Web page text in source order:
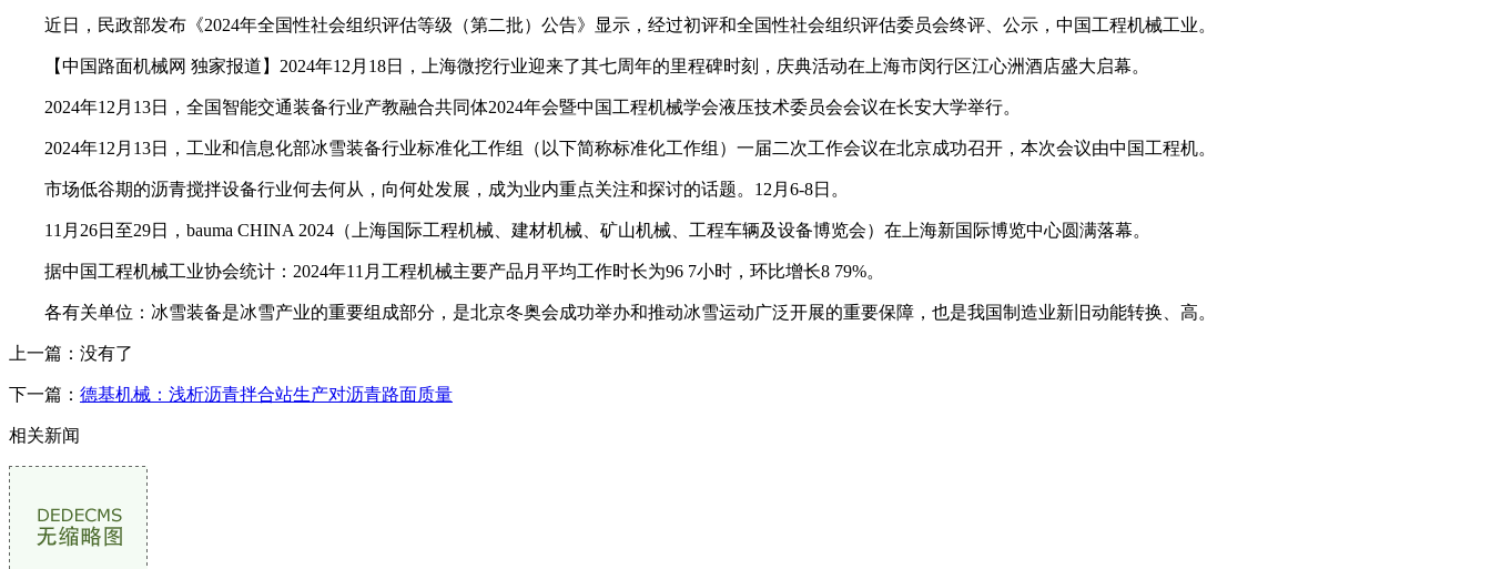
近日，民政部发布《2024年全国性社会组织评估等级（第二批）公告》显示，经过初评和全国性社会组织评估委员会终评、公示，中国工程机械工业。
【中国路面机械网 独家报道】2024年12月18日，上海微挖行业迎来了其七周年的里程碑时刻，庆典活动在上海市闵行区江心洲酒店盛大启幕。
2024年12月13日，全国智能交通装备行业产教融合共同体2024年会暨中国工程机械学会液压技术委员会会议在长安大学举行。
2024年12月13日，工业和信息化部冰雪装备行业标准化工作组（以下简称标准化工作组）一届二次工作会议在北京成功召开，本次会议由中国工程机。
市场低谷期的沥青搅拌设备行业何去何从，向何处发展，成为业内重点关注和探讨的话题。12月6-8日。
11月26日至29日，bauma CHINA 2024（上海国际工程机械、建材机械、矿山机械、工程车辆及设备博览会）在上海新国际博览中心圆满落幕。
据中国工程机械工业协会统计：2024年11月工程机械主要产品月平均工作时长为96 7小时，环比增长8 79%。
各有关单位：冰雪装备是冰雪产业的重要组成部分，是北京冬奥会成功举办和推动冰雪运动广泛开展的重要保障，也是我国制造业新旧动能转换、高。
上一篇：没有了
下一篇： 德基机械：浅析沥青拌合站生产对沥青路面质量
相关新闻